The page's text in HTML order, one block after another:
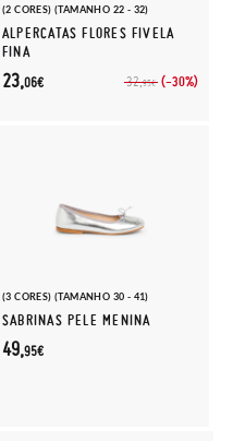
(2 CORES) (TAMANHO 22 - 32)
ALPERCATAS FLORES FIVELA
FINA
32,95€ (-30%)
23,06€
(3 CORES) (TAMANHO 30 - 41)
SABRINAS PELE MENINA
49,95€